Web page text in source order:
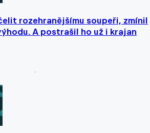
rozehranějšímu soupeři, zmínil
A postrašil ho už i krajan